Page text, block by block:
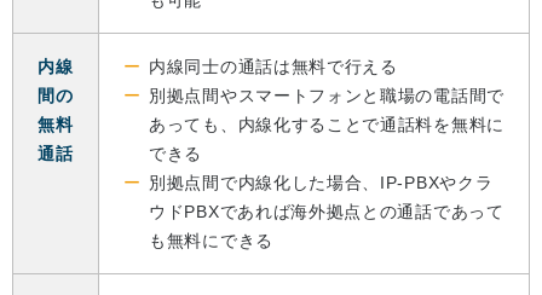
内線
間の
無料
通話
内線同士の通話は無料で行える
別拠点間やスマートフォンと職場の電話間で
あっても、内線化することで通話料を無料に
できる
別拠点間で内線化した場合、IP-PBXやクラ
ウドPBXであれば海外拠点との通話であって
も無料にできる